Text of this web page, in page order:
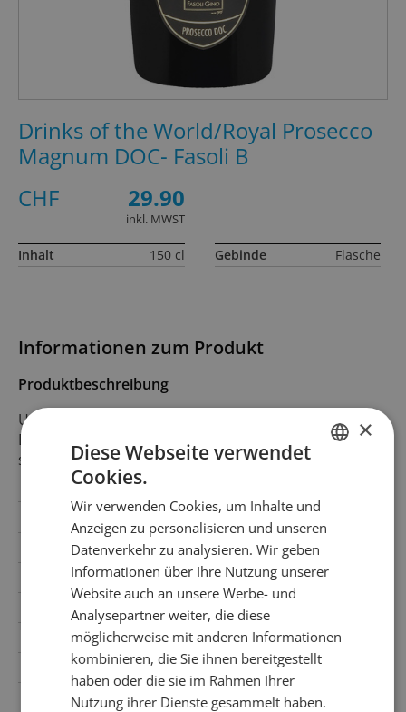
Informationen zum Produkt
Produktbeschreibung
Unsere Hausselektion. Frisch mit einer feinen Perlage.
Die runde Fruchtigkeit und die sehr dezente Süsse
schmeicheln dem Gaumen.
Italien
Veneto
Wein-Art
Schaumwein
Traubensorte
Glera
Temperatur
10° C
Passt zu
Apéro
Alkoholgehalt
12% Vol.Alc.
Drinks of the World/Royal Prosecco
Magnum DOC- Fasoli B
CHF
29.90
inkl. MWST
Inhalt 150 cl Gebinde Flasche
FRENCH
×
Diese Webseite verwendet
Cookies.
Wir verwenden Cookies, um Inhalte und
Anzeigen zu personalisieren und unseren
Datenverkehr zu analysieren. Wir geben
Informationen über Ihre Nutzung unserer
Website auch an unsere Werbe- und
Analysepartner weiter, die diese
möglicherweise mit anderen Informationen
kombinieren, die Sie ihnen bereitgestellt
haben oder die sie im Rahmen Ihrer
Nutzung ihrer Dienste gesammelt haben.